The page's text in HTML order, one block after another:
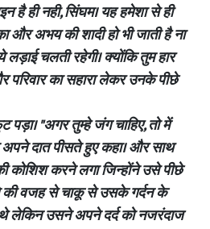
है ही नही, सिंघम। यह हमेशा से ही
और अभय की शादी हो भी जाती है ना
लड़ाई चलती रहेगी। क्योंकि तुम हार
परिवार का सहारा लेकर उनके पीछे
"अगर तुम्हे जंग चाहिए, तो में
दात पीसते हुए कहा। और साथ
कोशिश करने लगा जिन्होंने उसे पीछे
वजह से चाकू से उसके गर्दन के
लेकिन उसने अपने दर्द को नजरंदाज